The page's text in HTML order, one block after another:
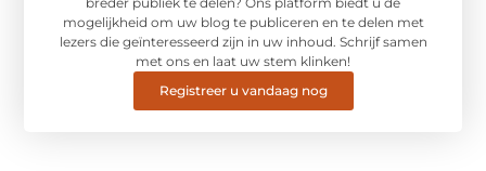
mogelijkheid om uw blog te publiceren en te delen met
lezers die geïnteresseerd zijn in uw inhoud. Schrijf samen
met ons en laat uw stem klinken!
Registreer u vandaag nog